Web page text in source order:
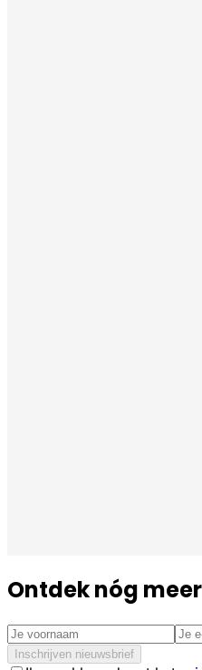
Ontdek nóg
Inschrijven nieuwsbrief